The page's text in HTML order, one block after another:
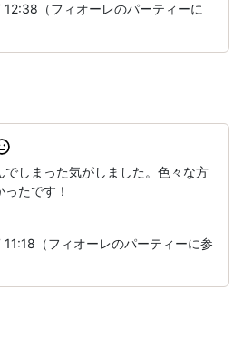
（フィオーレのパーティーに
しまった気がしました。色々な方
たです！
（フィオーレのパーティーに参